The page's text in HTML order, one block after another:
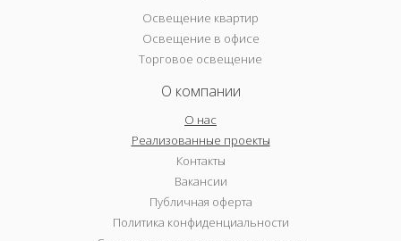
Освещение квартир
Освещение в офисе
Торговое освещение
О компании
О нас
Реализованные проекты
Контакты
Вакансии
Публичная оферта
Политика конфиденциальности